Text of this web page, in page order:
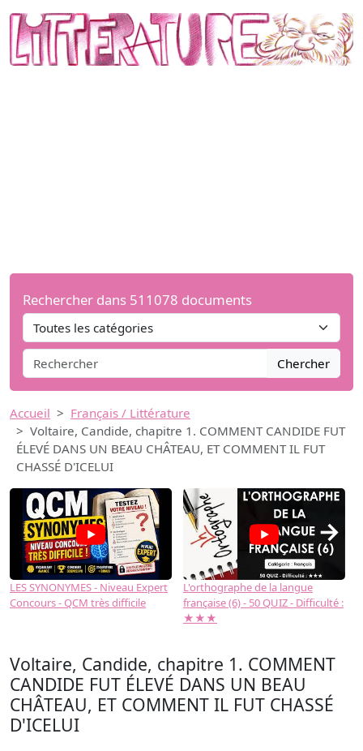
Rechercher dans 511078 documents
Chercher
Accueil
Français / Littérature
Voltaire, Candide, chapitre 1. COMMENT CANDIDE FUT
ÉLEVÉ DANS UN BEAU CHÂTEAU, ET COMMENT IL FUT
CHASSÉ D'ICELUI
LES SYNONYMES - Niveau Expert
Concours - QCM très difficile
L'orthographe de la langue
française (6) - 50 QUIZ - Difficulté :
★★★
→
Voltaire, Candide, chapitre 1. COMMENT
CANDIDE FUT ÉLEVÉ DANS UN BEAU
CHÂTEAU, ET COMMENT IL FUT CHASSÉ
D'ICELUI